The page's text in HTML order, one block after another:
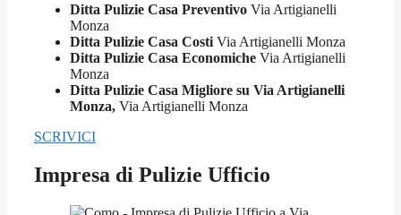
Ditta Pulizie Casa Preventivo Via Artigianelli
Monza
Ditta Pulizie Casa Costi Via Artigianelli Monza
Ditta Pulizie Casa Economiche Via Artigianelli
Monza
Ditta Pulizie Casa Migliore su Via Artigianelli
Monza, Via Artigianelli Monza
SCRIVICI
Impresa di Pulizie Ufficio